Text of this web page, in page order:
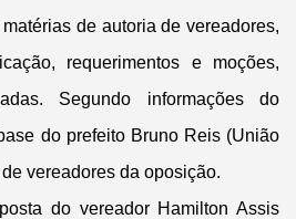
de autoria de vereadores,
requerimentos e moções,
Segundo informações do
do prefeito Bruno Reis (União
vereadores da oposição.
do vereador Hamilton Assis